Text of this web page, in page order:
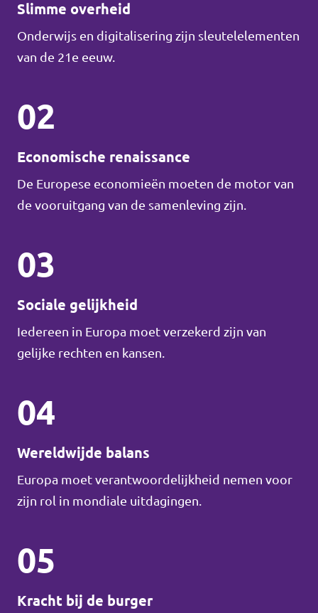
Slimme overheid
Onderwijs en digitalisering zijn sleutelelementen
van de 21e eeuw.
02
Economische renaissance
De Europese economieën moeten de motor van
de vooruitgang van de samenleving zijn.
03
Sociale gelijkheid
Iedereen in Europa moet verzekerd zijn van
gelijke rechten en kansen.
04
Wereldwijde balans
Europa moet verantwoordelijkheid nemen voor
zijn rol in mondiale uitdagingen.
05
Kracht bij de burger